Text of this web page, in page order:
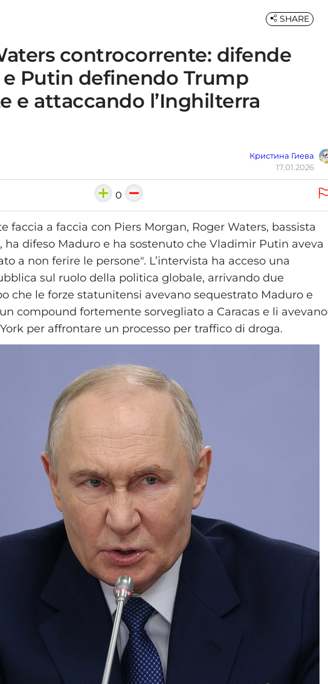
controcorrente: difende
Putin definendo Trump
e attaccando l’Inghilterra
Кристина Гиева
17.01.2026
SHARE
0
faccia a faccia con Piers Morgan, Roger Waters, bassista
ha difeso Maduro e ha sostenuto che Vladimir Putin aveva
a non ferire le persone". L’intervista ha acceso una
sul ruolo della politica globale, arrivando due
che le forze statunitensi avevano sequestrato Maduro e
compound fortemente sorvegliato a Caracas e li avevano
per affrontare un processo per traffico di droga.